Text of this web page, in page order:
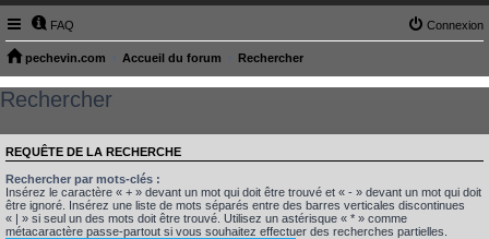
FAQ Connexion
pechevin.com Accueil du forum Rechercher
Rechercher
REQUÊTE DE LA RECHERCHE
Rechercher par mots-clés :
Insérez le caractère « + » devant un mot qui doit être trouvé et « - » devant un mot qui doit
être ignoré. Insérez une liste de mots séparés entre des barres verticales discontinues
« | » si seul un des mots doit être trouvé. Utilisez un astérisque « * » comme
métacaractère passe-partout si vous souhaitez effectuer des recherches partielles.